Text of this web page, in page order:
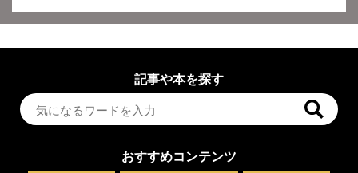
記事や本を探す
おすすめコンテンツ